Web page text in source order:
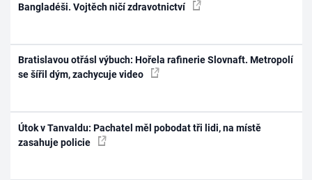
Bangladéši. Vojtěch ničí zdravotnictví
Bratislavou otřásl výbuch: Hořela rafinerie Slovnaft. Metropolí
se šířil dým, zachycuje video
Útok v Tanvaldu: Pachatel měl pobodat tři lidi, na místě
zasahuje policie